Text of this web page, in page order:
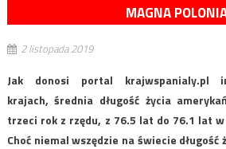
MAGNA
2 listopada 2019
Jak donosi portal krajwspanialy.pl
krajach, średnia długość życia
trzeci rok z rzędu, z 76.5 lat do 76.1 lat
Choć niemal wszędzie na świecie